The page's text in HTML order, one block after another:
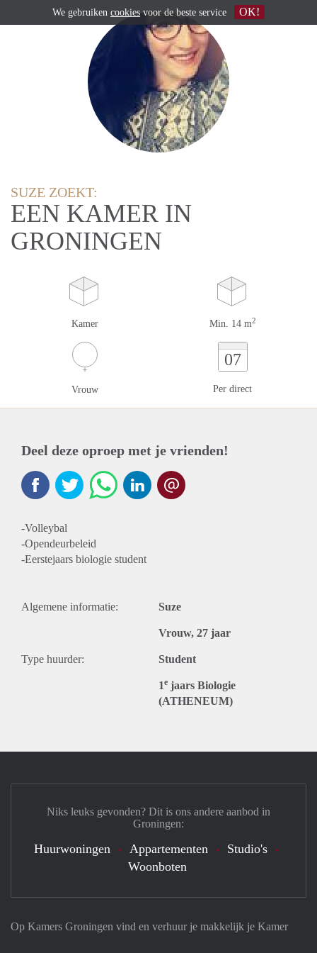
SUZE ZOEKT:
EEN KAMER IN
GRONINGEN
Kamer Min. 14 m2
Vrouw
07
Per direct
Deel deze oproep met je vrienden!
-Volleybal
-Opendeurbeleid
-Eerstejaars biologie student
Algemene informatie: Suze
Vrouw, 27 jaar
Type huurder: Student
1e jaars Biologie
(ATHENEUM)
Op Kamers Groningen vind en verhuur je makkelijk je Kamer
Niks leuks gevonden? Dit is ons andere aanbod in
Groningen:
Huurwoningen Appartementen
Studio's
Woonboten
We gebruiken cookiesvoor de beste service OK!